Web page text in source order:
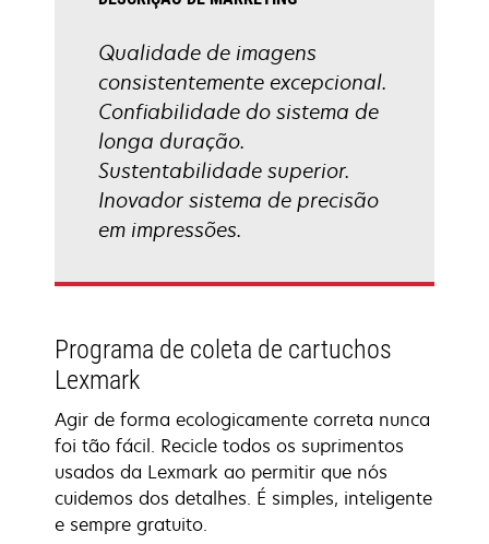
Qualidade de imagens
consistentemente excepcional.
Confiabilidade do sistema de
longa duração.
Sustentabilidade superior.
Inovador sistema de precisão
em impressões.
Programa de coleta de cartuchos
Lexmark
Agir de forma ecologicamente correta nunca
foi tão fácil. Recicle todos os suprimentos
usados da Lexmark ao permitir que nós
cuidemos dos detalhes. É simples, inteligente
e sempre gratuito.